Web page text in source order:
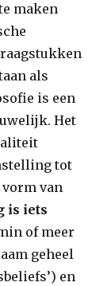
maken
als
is een
Het
tot
van
is iets
of meer
geheel
en